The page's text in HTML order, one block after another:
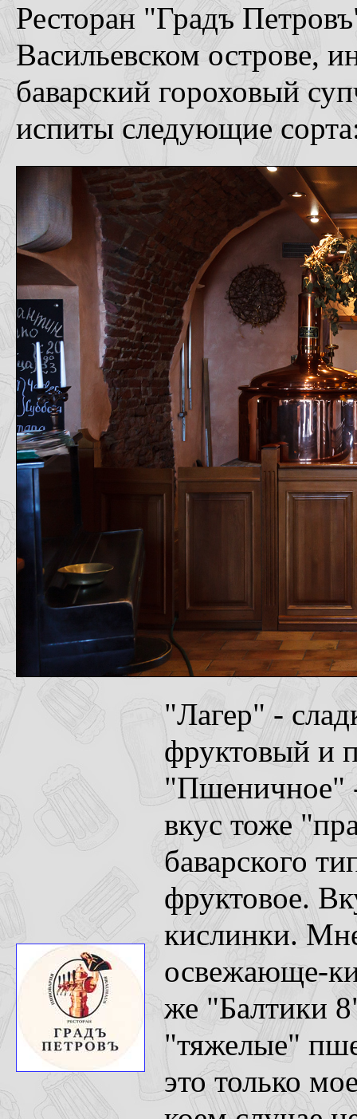
Ресторан "Градъ
Васильевском острове,
баварский гороховый
испиты следующие
"Лагер" -
фруктовый и
"Пшеничное"
вкус тоже
баварского
фруктовое.
кислинки.
освежающе-
же "Балтики
"тяжелые"
это только